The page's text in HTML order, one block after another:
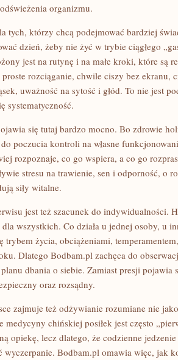
organizmu.
tych, którzy chcą podejmować bardziej
dzień, żeby nie żyć w trybie ciągłego
jest na rutynę i na małe kroki, które są
rozciąganie, chwile ciszy bez ekranu,
uważność na sytość i głód. To nie jest
systematyczność.
się tutaj bardzo mocno. Bo zdrowie
poczucia kontroli na własne
rozpoznaje, co go wspiera, a co go
stresu na trawienie, sen i odporność, o
siły witalne.
jest też szacunek do indywidualności.
wszystkich. Co działa u jednej osoby, u
trybem życia, obciążeniami,
Dlatego Bodbam.pl zachęca do
dbania o siebie. Zamiast presji pojawia
oraz rozsądny.
zajmuje też odżywianie rozumiane nie
medycyny chińskiej posiłek jest często
opiekę, lecz dlatego, że codzienne
wyczerpanie. Bodbam.pl omawia więc, jak